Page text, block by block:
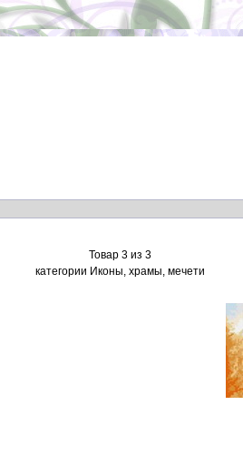
Товар 3 из 3
категории Иконы, храмы, мечети